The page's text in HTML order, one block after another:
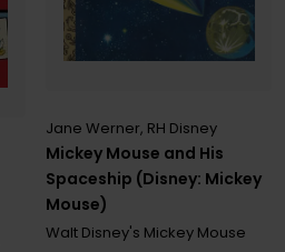
Mickey Mouse and His
Spaceship (Disney: Mickey
Mouse)
Jane Werner, RH Disney
Walt Disney's Mickey Mouse